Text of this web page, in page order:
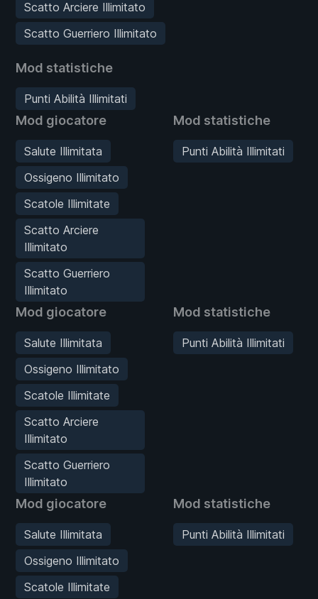
Scatto Arciere Illimitato
Scatto Guerriero Illimitato
Mod statistiche
Punti Abilità Illimitati
Mod giocatore
Salute Illimitata
Ossigeno Illimitato
Scatole Illimitate
Scatto Arciere
Illimitato
Scatto Guerriero
Illimitato
Mod statistiche
Punti Abilità Illimitati
Mod giocatore
Salute Illimitata
Ossigeno Illimitato
Scatole Illimitate
Scatto Arciere
Illimitato
Scatto Guerriero
Illimitato
Mod statistiche
Punti Abilità Illimitati
Mod giocatore
Salute Illimitata
Ossigeno Illimitato
Scatole Illimitate
Mod statistiche
Punti Abilità Illimitati